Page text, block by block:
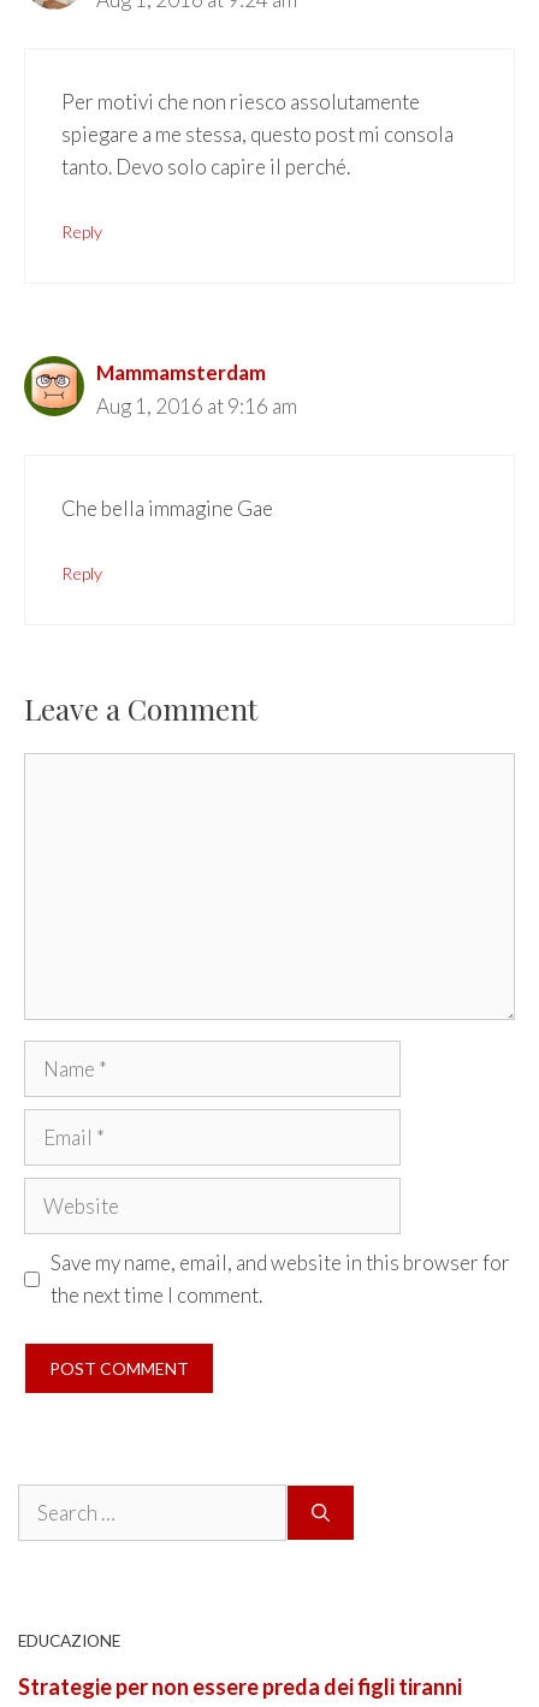
Per motivi che non riesco assolutamente
spiegare a me stessa, questo post mi consola
tanto. Devo solo capire il perché.
Reply
Mammamsterdam
Aug 1, 2016 at 9:16 am
Che bella immagine Gae
Reply
Leave a Comment
Name
Email
Website
Save my name, email, and website in this browser for
the next time I comment.
Search
EDUCAZIONE
Strategie per non essere preda dei figli tiranni